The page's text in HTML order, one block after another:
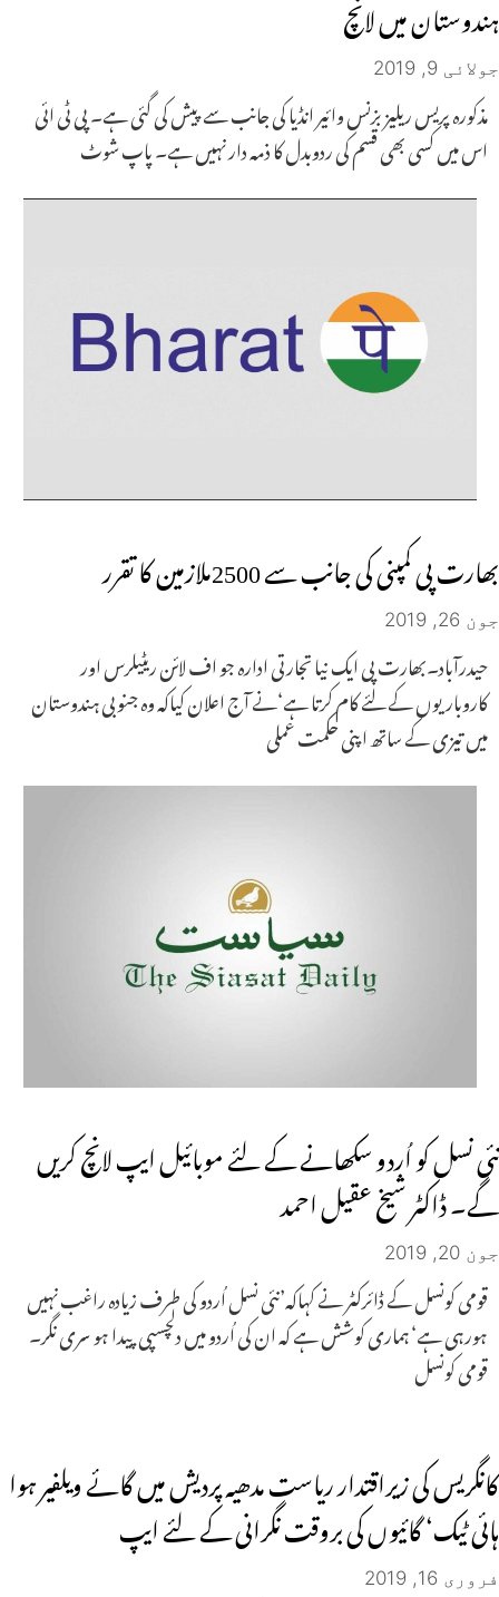
ہندوستان میں لانچ
جولائی 9, 2019
مذکورہ پریس ریلیز بزنس وائیر انڈیا کی جانب سے پیش کی گئی ہے۔ پی ٹی ائی
اس میں کسی بھی قسم کی ردوبدل کا ذمہ دار نہیں ہے۔ پاپ شوٹ
بھارت پی کمپنی کی جانب سے 2500ملازمین کا تقرر
جون 26, 2019
حیدرآباد۔بھارت پی ایک نیا تجارتی ادارہ جو اف لائن ریٹیلرس اور
کاروباریوں کے لئے کام کرتا ہے‘نے آج اعلان کیاکہ وہ جنوبی ہندوستان
میں تیزی کے ساتھ اپنی حکمت عملی
نئی نسل کو اُردو سکھانے کے لئے موبائیل ایپ لانچ کریں
گے۔ ڈاکٹر شیخ عقیل احمد
جون 20, 2019
قومی کونسل کے ڈائرکٹر نے کہاکہ’نئی نسل اُردو کی طرف زیادہ راغب نہیں
ہورہی ہے‘ ہماری کوشش ہے کہ ان کی اُردو میں دلچسپی پیدا ہو سری نگر۔
قومی کونسل
کانگریس کی زیراقتدار ریاست مدھیہ پردیش میں گائے ویلفیر ہوا
ہائی ٹیک‘ گائیوں کی بروقت نگرانی کے لئے ایپ
فروری 16, 2019